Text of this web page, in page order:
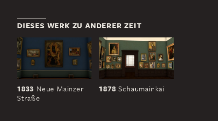
DIESES WERK ZU ANDERER ZEIT
1833 Neue Mainzer
Straße
1878 Schaumainkai